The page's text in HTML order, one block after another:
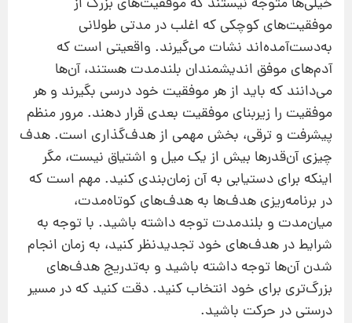
موفقیت‌های کوچکی که اغلب در مدتی طولانی
به‌‌دست‌آمده‌اند نشات می‌گیرند. واقعیتی است که
آدم‌های موفق اندیشمندان بلند‌مدت هستند، آن‌ها
می‌دانند که باید از هر موفقیت خود درسی بگیرند و هر
موفقیت را زیربنای موفقیت بعدی قرار دهند. مرور منظم
پیشرفت و ترقی، بخش مهمی از هدف‌گذاری است. هدف
چیزی آن‌قدر‌ها بیش از یک میل و اشتیاق نیست، مگر
اینکه برای دستیابی به آن زمان‌بندی کنید. مهم است که
در برنامه‌ریزی هدف‌ها به هدف‌های کوتاه‌مدت،
میان‌مدت و بلندمدت توجه داشته باشید. با توجه به
شرایط در هدف‌های خود تجدیدنظر کنید، به زمان انجام
شدن آن‌ها توجه داشته باشید و به‌تدریج هدف‌های
بزرگ‌تری برای خود انتخاب کنید. دقت کنید که در مسیر
درستی در حرکت باشید.